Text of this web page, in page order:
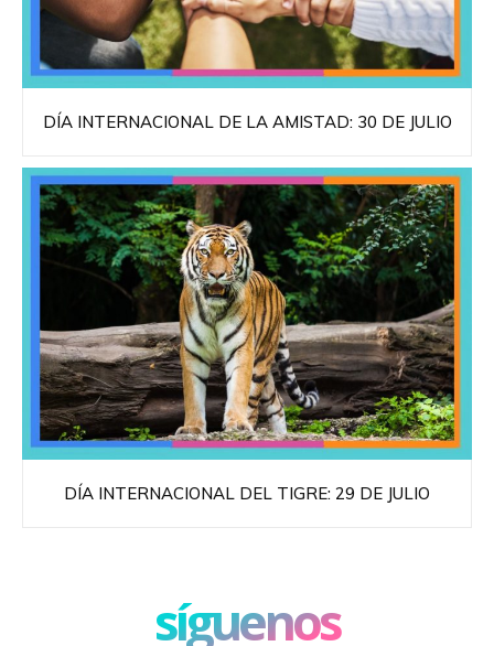
DÍA INTERNACIONAL DE LA AMISTAD: 30 DE JULIO
DÍA INTERNACIONAL DEL TIGRE: 29 DE JULIO
síguenos